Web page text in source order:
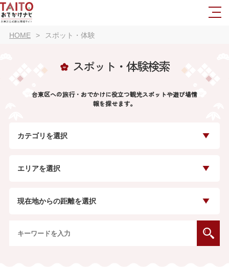
HOME スポット・体験
スポット・体験検索
台東区への旅行・おでかけに役立つ観光スポットや遊び場情
報を探せます。
カテゴリを選択
エリアを選択
現在地からの距離を選択